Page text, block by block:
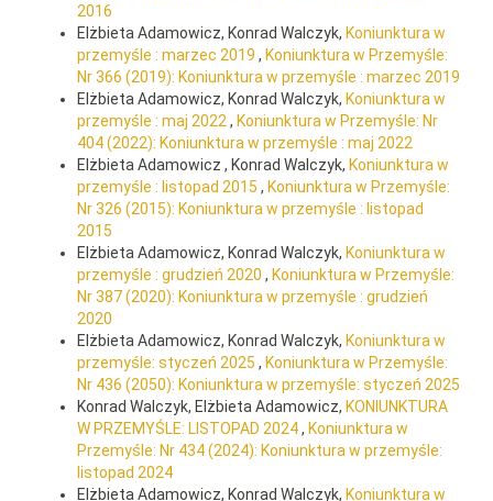
2016
Elżbieta Adamowicz, Konrad Walczyk, Koniunktura w
przemyśle : marzec 2019 , Koniunktura w Przemyśle:
Nr 366 (2019): Koniunktura w przemyśle : marzec 2019
Elżbieta Adamowicz, Konrad Walczyk, Koniunktura w
przemyśle : maj 2022 , Koniunktura w Przemyśle: Nr
404 (2022): Koniunktura w przemyśle : maj 2022
Elżbieta Adamowicz , Konrad Walczyk, Koniunktura w
przemyśle : listopad 2015 , Koniunktura w Przemyśle:
Nr 326 (2015): Koniunktura w przemyśle : listopad
2015
Elżbieta Adamowicz, Konrad Walczyk, Koniunktura w
przemyśle : grudzień 2020 , Koniunktura w Przemyśle:
Nr 387 (2020): Koniunktura w przemyśle : grudzień
2020
Elżbieta Adamowicz, Konrad Walczyk, Koniunktura w
przemyśle: styczeń 2025 , Koniunktura w Przemyśle:
Nr 436 (2050): Koniunktura w przemyśle: styczeń 2025
Konrad Walczyk, Elżbieta Adamowicz, KONIUNKTURA
W PRZEMYŚLE: LISTOPAD 2024, Koniunktura w
Przemyśle: Nr 434 (2024): Koniunktura w przemyśle:
listopad 2024
Elżbieta Adamowicz, Konrad Walczyk, Koniunktura w